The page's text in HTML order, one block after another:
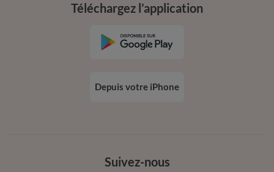
Suivez-nous
Téléchargez l’application
Depuis votre iPhone